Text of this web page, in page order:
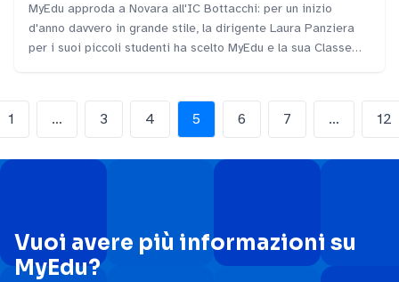
MyEdu approda a Novara all'IC Bottacchi: per un inizio
d'anno davvero in grande stile, la dirigente Laura Panziera
per i suoi piccoli studenti ha scelto MyEdu e la sua Classe
700 studenti novaresi.
1 … 3 4 5 6 7 … 12
Vuoi avere più informazioni su
MyEdu?